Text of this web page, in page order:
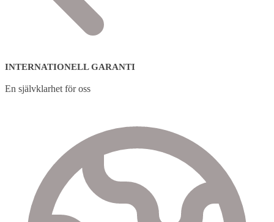
INTERNATIONELL GARANTI
En självklarhet för oss